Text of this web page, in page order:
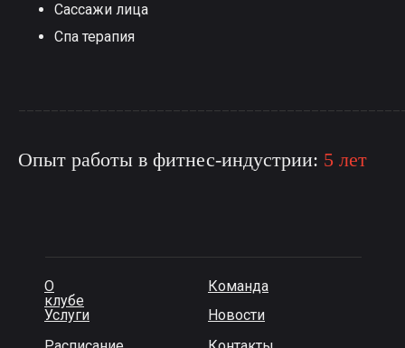
Сассажи лица
Спа терапия
Опыт работы в фитнес-индустрии: 5 лет
О
клубе
Услуги
Команда
Новости